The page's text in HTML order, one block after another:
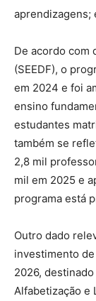
aprendizagens;
De acordo com
(SEEDF), o
em 2024 e foi
ensino
estudantes
também se
2,8 mil
mil em 2025 e
programa está
Outro dado
investimento
2026,
Alfabetização e